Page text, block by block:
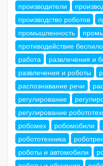
производители
производство роботов
промышленность
противодействие
работа
развлечения и
развлечения и роботы
распознавание речи
регулирование
регулирование
робомех
робомобили
робототехника
роботы и автомобили